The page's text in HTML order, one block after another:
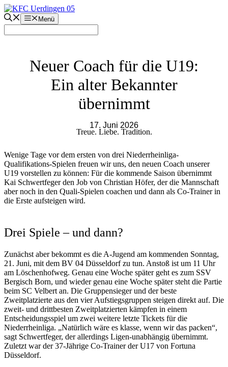
Zum
Inhalt
springen
Menü
Neuer Coach für die U19:
Ein alter Bekannter
übernimmt
17. Juni 2026
Treue. Liebe. Tradition.
Wenige Tage vor dem ersten von drei Niederrheinliga-
Qualifikations-Spielen freuen wir uns, den neuen Coach unserer
U19 vorstellen zu können: Für die kommende Saison übernimmt
Kai Schwertfeger den Job von Christian Höfer, der die Mannschaft
aber noch in den Quali-Spielen coachen und dann als Co-Trainer in
die Erste aufsteigen wird.
Drei Spiele – und dann?
Zunächst aber bekommt es die A-Jugend am kommenden Sonntag,
21. Juni, mit dem BV 04 Düsseldorf zu tun. Anstoß ist um 11 Uhr
am Löschenhofweg. Genau eine Woche später geht es zum SSV
Bergisch Born, und wieder genau eine Woche später steht die Partie
beim SC Velbert an. Die Gruppensieger und der beste
Zweitplatzierte aus den vier Aufstiegsgruppen steigen direkt auf. Die
zweit- und drittbesten Zweitplatzierten kämpfen in einem
Entscheidungsspiel um zwei weitere letzte Tickets für die
Niederrheinliga. „Natürlich wäre es klasse, wenn wir das packen“,
sagt Schwertfeger, der allerdings Ligen-unabhängig übernimmt.
Zuletzt war der 37-Jährige Co-Trainer der U17 von Fortuna
Düsseldorf.